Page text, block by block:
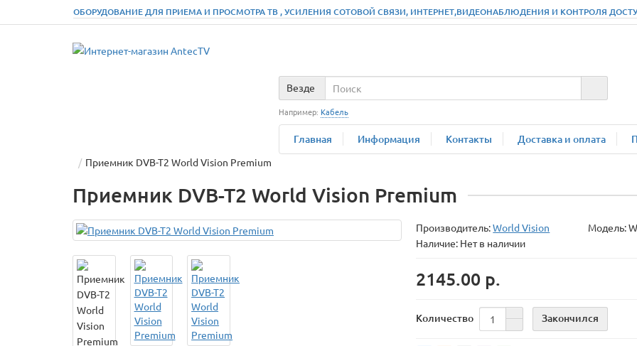
ОБОРУДОВАНИЕ ДЛЯ ПРИЕМА И ПРОСМОТРА ТВ , УСИЛЕНИЯ СОТОВОЙ СВЯЗИ, ИНТЕРНЕТ,ВИДЕОНАБЛЮДЕНИЯ И КОНТРОЛЯ
Везде
Например: Кабель
Главная Информация Контакты Доставка и оплата
Приемник DVB-T2 World Vision Premium
Приемник DVB-T2 World Vision Premium
Производитель:World Vision Модель:
Наличие: Нет в наличии
2145.00 р.
Количество Закончился